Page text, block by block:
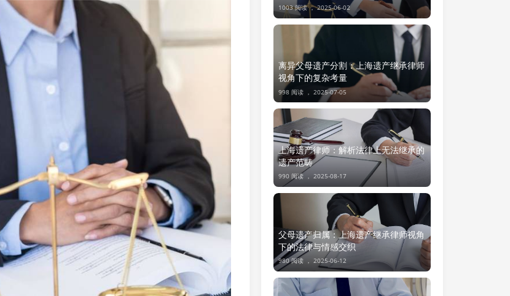
1003 阅读 ， 2025-06-02
离异父母遗产分割：上海遗产继承律师
视角下的复杂考量
998 阅读 ， 2025-07-05
上海遗产律师：解析法律上无法继承的
遗产范畴
990 阅读 ， 2025-08-17
父母遗产归属：上海遗产继承律师视角
下的法律与情感交织
980 阅读 ， 2025-06-12